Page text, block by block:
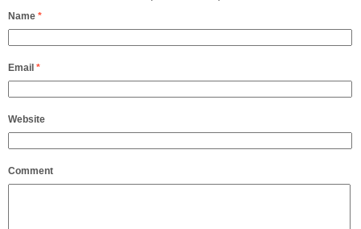
Name *
Email *
Website
Comment